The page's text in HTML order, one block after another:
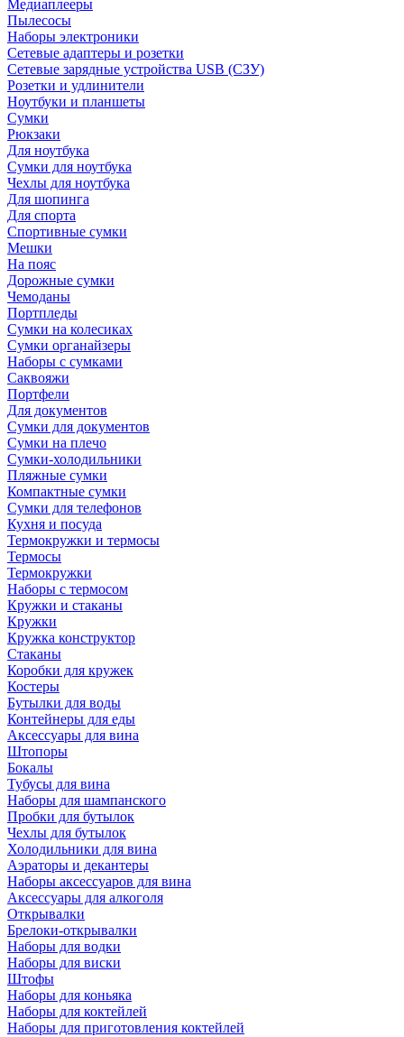
Медиаплееры
Пылесосы
Наборы электроники
Сетевые адаптеры и розетки
Сетевые зарядные устройства USB (СЗУ)
Розетки и удлинители
Ноутбуки и планшеты
Сумки
Рюкзаки
Для ноутбука
Сумки для ноутбука
Чехлы для ноутбука
Для шопинга
Для спорта
Спортивные сумки
Мешки
На пояс
Дорожные сумки
Чемоданы
Портпледы
Сумки на колесиках
Сумки органайзеры
Наборы с сумками
Саквояжи
Портфели
Для документов
Сумки для документов
Сумки на плечо
Сумки-холодильники
Пляжные сумки
Компактные сумки
Сумки для телефонов
Кухня и посуда
Термокружки и термосы
Термосы
Термокружки
Наборы с термосом
Кружки и стаканы
Кружки
Кружка конструктор
Стаканы
Коробки для кружек
Костеры
Бутылки для воды
Контейнеры для еды
Аксессуары для вина
Штопоры
Бокалы
Тубусы для вина
Наборы для шампанского
Пробки для бутылок
Чехлы для бутылок
Холодильники для вина
Аэраторы и декантеры
Наборы аксессуаров для вина
Аксессуары для алкоголя
Открывалки
Брелоки-открывалки
Наборы для водки
Наборы для виски
Штофы
Наборы для коньяка
Наборы для коктейлей
Наборы для приготовления коктейлей